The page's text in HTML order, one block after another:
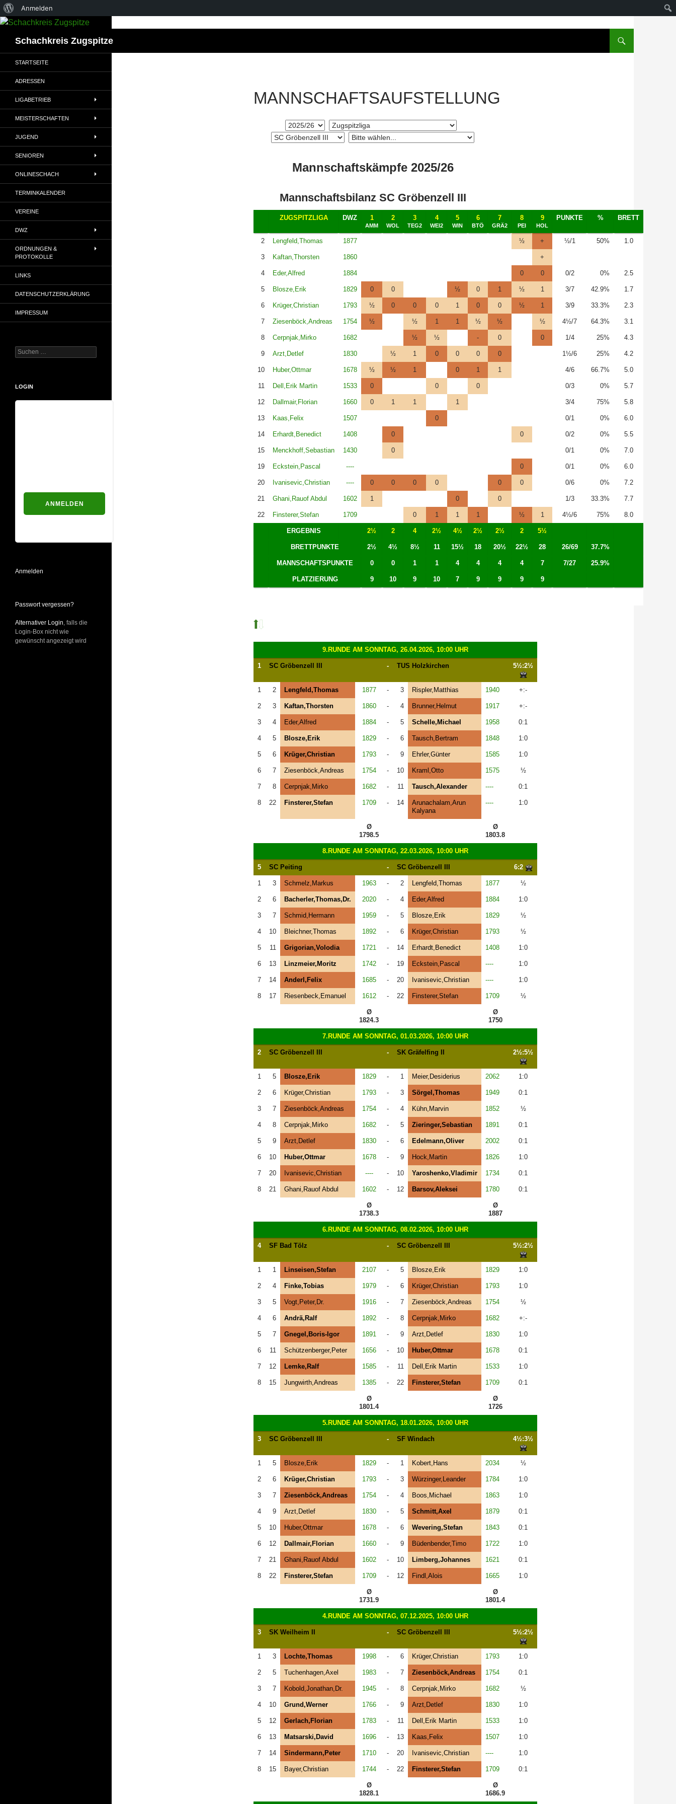
Über
WordPress
Anmelden
Zum
springenSchachkreis Zugspitze
MANNSCHAFTSAUFSTELLUNG
Mannschaftskämpfe 2025/26
Mannschaftsbilanz SC Gröbenzell III
ZUGSPITZLIGA DWZ 1
AMM
2
WOL
3
TEG2
4
WEI2
5
WIN
6
BTÖ
7
GRÄ2
8
PEI
9
HOL
PUNKTE % BRETT
2 Lengfeld,Thomas 1877 ½ + ½/1 50% 1.0
3 Kaftan,Thorsten 1860 +
4 Eder,Alfred 1884 0 0 0/2 0% 2.5
5 Blosze,Erik 1829 0 0 ½ 0 1 ½ 1 3/7 42.9% 1.7
6 Krüger,Christian 1793 ½ 0 0 0 1 0 0 ½ 1 3/9 33.3% 2.3
7 Ziesenböck,Andreas 1754 ½ ½ 1 1 ½ ½ ½ 4½/7 64.3% 3.1
8 Cerpnjak,Mirko 1682 ½ ½ - 0 0 1/4 25% 4.3
9 Arzt,Detlef 1830 ½ 1 0 0 0 0 1½/6 25% 4.2
10 Huber,Ottmar 1678 ½ ½ 1 0 1 1 4/6 66.7% 5.0
11 Dell,Erik Martin 1533 0 0 0 0/3 0% 5.7
12 Dallmair,Florian 1660 0 1 1 1 3/4 75% 5.8
13 Kaas,Felix 1507 0 0/1 0% 6.0
14 Erhardt,Benedict 1408 0 0 0/2 0% 5.5
15 Menckhoff,Sebastian 1430 0 0/1 0% 7.0
19 Eckstein,Pascal ---- 0 0/1 0% 6.0
20 Ivanisevic,Christian ---- 0 0 0 0 0 0 0/6 0% 7.2
21 Ghani,Rauof Abdul 1602 1 0 0 1/3 33.3% 7.7
22 Finsterer,Stefan 1709 0 1 1 1 ½ 1 4½/6 75% 8.0
ERGEBNIS 2½ 2 4 2½ 4½ 2½ 2½ 2 5½
BRETTPUNKTE 2½ 4½ 8½ 11 15½ 18 20½ 22½ 28 26/69 37.7%
MANNSCHAFTSPUNKTE 0 0 1 1 4 4 4 4 7 7/27 25.9%
PLATZIERUNG 9 10 9 10 7 9 9 9 9
9.RUNDE AM SONNTAG, 26.04.2026, 10:00 UHR
1 SC Gröbenzell III - TUS Holzkirchen 5½:2½
1 2 Lengfeld,Thomas 1877 - 3 Rispler,Matthias 1940 +:-
2 3 Kaftan,Thorsten 1860 - 4 Brunner,Helmut 1917 +:-
3 4 Eder,Alfred 1884 - 5 Schelle,Michael 1958 0:1
4 5 Blosze,Erik 1829 - 6 Tausch,Bertram 1848 1:0
5 6 Krüger,Christian 1793 - 9 Ehrler,Günter 1585 1:0
6 7 Ziesenböck,Andreas 1754 - 10 Kraml,Otto 1575 ½
7 8 Cerpnjak,Mirko 1682 - 11 Tausch,Alexander ---- 0:1
8 22 Finsterer,Stefan 1709 - 14
Arunachalam,Arun
Kalyana
---- 1:0
Ø
1798.5
Ø
1803.8
8.RUNDE AM SONNTAG, 22.03.2026, 10:00 UHR
5 SC Peiting - SC Gröbenzell III 6:2
1 3 Schmelz,Markus 1963 - 2 Lengfeld,Thomas 1877 ½
2 6 Bacherler,Thomas,Dr. 2020 - 4 Eder,Alfred 1884 1:0
3 7 Schmid,Hermann 1959 - 5 Blosze,Erik 1829 ½
4 10 Bleichner,Thomas 1892 - 6 Krüger,Christian 1793 ½
5 11 Grigorian,Volodia 1721 - 14 Erhardt,Benedict 1408 1:0
6 13 Linzmeier,Moritz 1742 - 19 Eckstein,Pascal ---- 1:0
7 14 Anderl,Felix 1685 - 20 Ivanisevic,Christian ---- 1:0
8 17 Riesenbeck,Emanuel 1612 - 22 Finsterer,Stefan 1709 ½
Ø
1824.3
Ø
1750
7.RUNDE AM SONNTAG, 01.03.2026, 10:00 UHR
2 SC Gröbenzell III - SK Gräfelfing II 2½:5½
1 5 Blosze,Erik 1829 - 1 Meier,Desiderius 2062 1:0
2 6 Krüger,Christian 1793 - 3 Sörgel,Thomas 1949 0:1
3 7 Ziesenböck,Andreas 1754 - 4 Kühn,Marvin 1852 ½
4 8 Cerpnjak,Mirko 1682 - 5 Zieringer,Sebastian 1891 0:1
5 9 Arzt,Detlef 1830 - 6 Edelmann,Oliver 2002 0:1
6 10 Huber,Ottmar 1678 - 9 Hock,Martin 1826 1:0
7 20 Ivanisevic,Christian ---- - 10 Yaroshenko,Vladimir 1734 0:1
8 21 Ghani,Rauof Abdul 1602 - 12 Barsov,Aleksei 1780 0:1
Ø
1738.3
Ø
1887
6.RUNDE AM SONNTAG, 08.02.2026, 10:00 UHR
4 SF Bad Tölz - SC Gröbenzell III 5½:2½
1 1 Linseisen,Stefan 2107 - 5 Blosze,Erik 1829 1:0
2 4 Finke,Tobias 1979 - 6 Krüger,Christian 1793 1:0
3 5 Vogt,Peter,Dr. 1916 - 7 Ziesenböck,Andreas 1754 ½
4 6 Andrä,Ralf 1892 - 8 Cerpnjak,Mirko 1682 +:-
5 7 Gnegel,Boris-Igor 1891 - 9 Arzt,Detlef 1830 1:0
6 11 Schützenberger,Peter 1656 - 10 Huber,Ottmar 1678 0:1
7 12 Lemke,Ralf 1585 - 11 Dell,Erik Martin 1533 1:0
8 15 Jungwirth,Andreas 1385 - 22 Finsterer,Stefan 1709 0:1
Ø
1801.4
Ø
1726
5.RUNDE AM SONNTAG, 18.01.2026, 10:00 UHR
3 SC Gröbenzell III - SF Windach 4½:3½
1 5 Blosze,Erik 1829 - 1 Kobert,Hans 2034 ½
2 6 Krüger,Christian 1793 - 3 Würzinger,Leander 1784 1:0
3 7 Ziesenböck,Andreas 1754 - 4 Boos,Michael 1863 1:0
4 9 Arzt,Detlef 1830 - 5 Schmitt,Axel 1879 0:1
5 10 Huber,Ottmar 1678 - 6 Wevering,Stefan 1843 0:1
6 12 Dallmair,Florian 1660 - 9 Büdenbender,Timo 1722 1:0
7 21 Ghani,Rauof Abdul 1602 - 10 Limberg,Johannes 1621 0:1
8 22 Finsterer,Stefan 1709 - 12 Findl,Alois 1665 1:0
Ø
1731.9
Ø
1801.4
4.RUNDE AM SONNTAG, 07.12.2025, 10:00 UHR
3 SK Weilheim II - SC Gröbenzell III 5½:2½
1 3 Lochte,Thomas 1998 - 6 Krüger,Christian 1793 1:0
2 5 Tuchenhagen,Axel 1983 - 7 Ziesenböck,Andreas 1754 0:1
3 7 Kobold,Jonathan,Dr. 1945 - 8 Cerpnjak,Mirko 1682 ½
4 10 Grund,Werner 1766 - 9 Arzt,Detlef 1830 1:0
5 12 Gerlach,Florian 1783 - 11 Dell,Erik Martin 1533 1:0
6 13 Matsarski,David 1696 - 13 Kaas,Felix 1507 1:0
7 14 Sindermann,Peter 1710 - 20 Ivanisevic,Christian ---- 1:0
8 15 Bayer,Christian 1744 - 22 Finsterer,Stefan 1709 0:1
Ø
1828.1
Ø
1686.9
STARTSEITE
ADRESSEN
LIGABETRIEB
MEISTERSCHAFTEN
JUGEND
SENIOREN
ONLINESCHACH
TERMINKALENDER
VEREINE
DWZ
ORDNUNGEN &
PROTOKOLLE
LINKS
DATENSCHUTZERKLÄRUNG
IMPRESSUM
Suchen
nach:
LOGIN
Anmelden
Passwort vergessen?
Alternativer Login , falls die
Login-Box nicht wie
gewünscht angezeigt wird